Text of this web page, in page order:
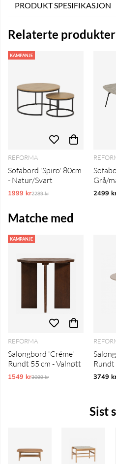
PRODUKT SPESIFIKASJON
Relaterte produkter
KAMPANJE
REFORMA
Sofabord 'Spiro' 80cm
- Natur/Svart
1999 krOrdinarie pris:
2289 kr
Grå/
2499
Matche med
KAMPANJE
REFORMA
Salongbord 'Créme'
Rundt 55 cm - Valnøtt
1549 krOrdinarie pris:
3099 kr 3749
Sist